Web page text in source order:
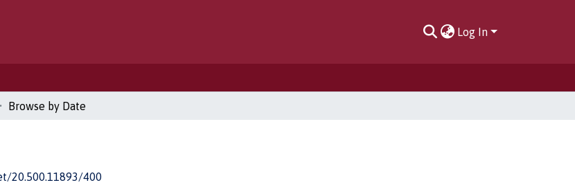
Log In
Browse by Date
20.500.11893/400